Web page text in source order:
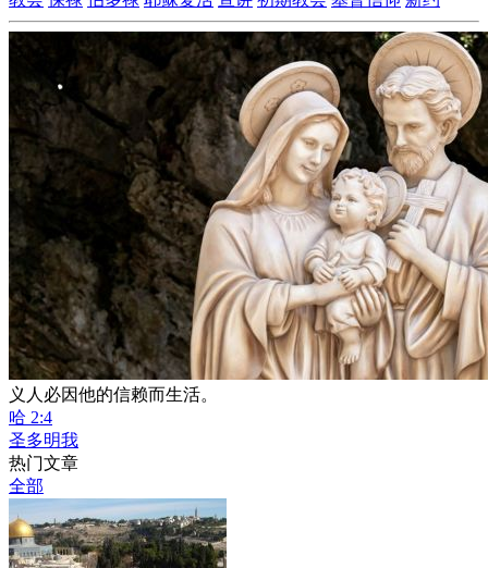
义人必因他的信赖而生活。
哈 2:4
圣多明我
热门文章
全部